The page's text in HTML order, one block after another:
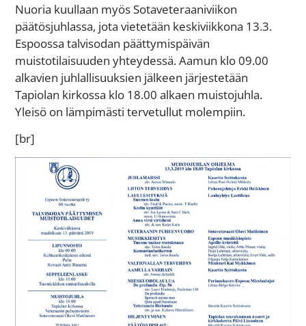
Nuoria kuullaan myös Sotaveteraaniviikon
päätösjuhlassa, jota vietetään keskiviikkona 13.3.
Espoossa talvisodan päättymispäivän
muistotilaisuuden yhteydessä. Aamun klo 09.00
alkavien juhlallisuuksien jälkeen järjestetään
Tapiolan kirkossa klo 18.00 alkaen muistojuhla.
Yleisö on lämpimästi tervetullut molempiin.
[br]